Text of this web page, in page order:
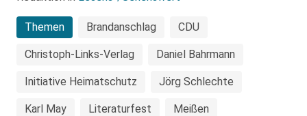
Themen Brandanschlag CDU
Christoph-Links-Verlag Daniel Bahrmann
Initiative Heimatschutz Jörg Schlechte
Karl May Literaturfest Meißen